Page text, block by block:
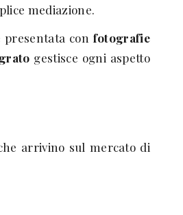
mediazione.
con fotografie
gestisce ogni aspetto
arrivino sul mercato di